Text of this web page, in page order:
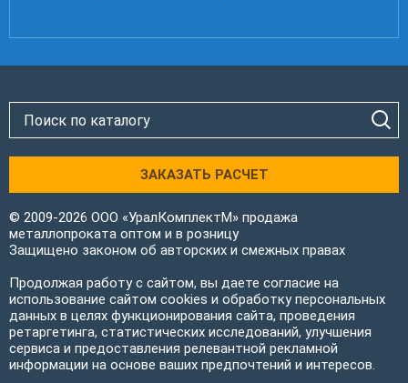
ЗАКАЗАТЬ РАСЧЕТ
© 2009-2026 ООО «УралКомплектМ» продажа
металлопроката оптом и в розницу
Защищено законом об авторских и смежных правах
Продолжая работу с сайтом, вы даете согласие на
использование сайтом cookies и обработку персональных
данных в целях функционирования сайта, проведения
ретаргетинга, статистических исследований, улучшения
сервиса и предоставления релевантной рекламной
информации на основе ваших предпочтений и интересов.